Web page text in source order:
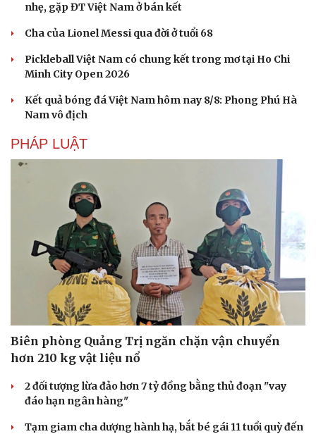
Văn hóa
Sân khấu - Điện ảnh
Văn học
Âm nhạc
Di sản
Giải trí
nhẹ, gặp ĐT Việt Nam ở bán kết
Cha của Lionel Messi qua đời ở tuổi 68
Pickleball Việt Nam có chung kết trong mơ tại Ho Chi
Minh City Open 2026
Kết quả bóng đá Việt Nam hôm nay 8/8: Phong Phú Hà
Nam vô địch
PHÁP LUẬT
Biên phòng Quảng Trị ngăn chặn vận chuyển
hơn 210 kg vật liệu nổ
2 đối tượng lừa đảo hơn 7 tỷ đồng bằng thủ đoạn "vay
đáo hạn ngân hàng"
Tạm giam cha dượng hành hạ, bắt bé gái 11 tuổi quỳ đến